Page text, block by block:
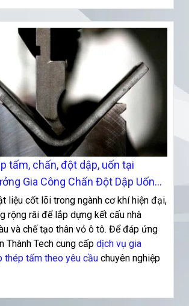
tấm, chấn, đột dập, uốn tại
Gia Công Chấn Đột Dập Uốn
liệu cốt lõi trong ngành cơ khí hiện đại,
rộng rãi để lắp dựng kết cấu nhà
và chế tạo thân vỏ ô tô. Để đáp ứng
Thành Tech cung cấp dịch vụ gia
thép tấm theo yêu cầu chuyên nghiệp